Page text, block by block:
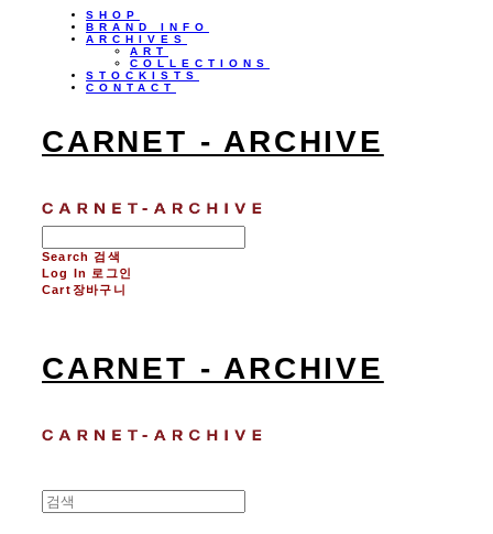
SHOP
BRAND INFO
ARCHIVES
ART
COLLECTIONS
STOCKISTS
CONTACT
CARNET - ARCHIVE
Search 검색
Log In
로그인
Cart장바구니
CARNET - ARCHIVE